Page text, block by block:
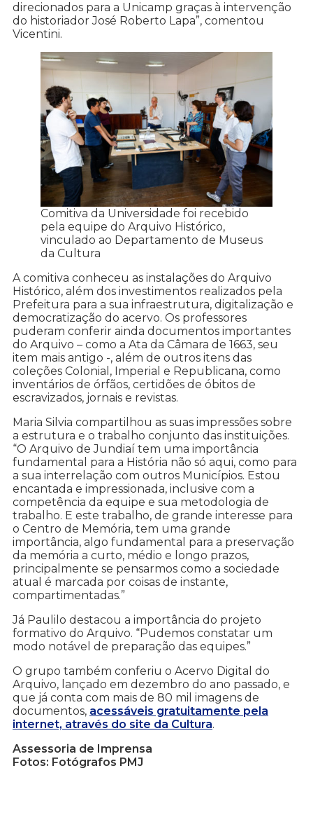
direcionados para a Unicamp graças à intervenção
do historiador José Roberto Lapa”, comentou
Vicentini.
Comitiva da Universidade foi recebido
pela equipe do Arquivo Histórico,
vinculado ao Departamento de Museus
da Cultura
A comitiva conheceu as instalações do Arquivo
Histórico, além dos investimentos realizados pela
Prefeitura para a sua infraestrutura, digitalização e
democratização do acervo. Os professores
puderam conferir ainda documentos importantes
do Arquivo – como a Ata da Câmara de 1663, seu
item mais antigo -, além de outros itens das
coleções Colonial, Imperial e Republicana, como
inventários de órfãos, certidões de óbitos de
escravizados, jornais e revistas.
Maria Silvia compartilhou as suas impressões sobre
a estrutura e o trabalho conjunto das instituições.
“O Arquivo de Jundiaí tem uma importância
fundamental para a História não só aqui, como para
a sua interrelação com outros Municípios. Estou
encantada e impressionada, inclusive com a
competência da equipe e sua metodologia de
trabalho. E este trabalho, de grande interesse para
o Centro de Memória, tem uma grande
importância, algo fundamental para a preservação
da memória a curto, médio e longo prazos,
principalmente se pensarmos como a sociedade
atual é marcada por coisas de instante,
compartimentadas.”
Já Paulilo destacou a importância do projeto
formativo do Arquivo. “Pudemos constatar um
modo notável de preparação das equipes.”
O grupo também conferiu o Acervo Digital do
Arquivo, lançado em dezembro do ano passado, e
que já conta com mais de 80 mil imagens de
documentos, acessáveis gratuitamente pela
internet, através do site da Cultura.
Assessoria de Imprensa
Fotos: Fotógrafos PMJ